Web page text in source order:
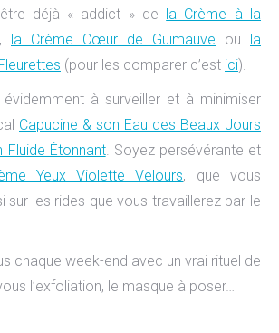
déjà « addict » de la Crème à la
, la Crème Cœur de Guimauve ou la
(pour les comparer c’est ici).
à surveiller et à minimiser
Capucine & son Eau des Beaux Jours
Fluide Étonnant. Soyez persévérante et
Yeux Violette Velours, que vous
sur les rides que vous travaillerez par le
chaque week-end avec un vrai rituel de
l’exfoliation, le masque à poser…